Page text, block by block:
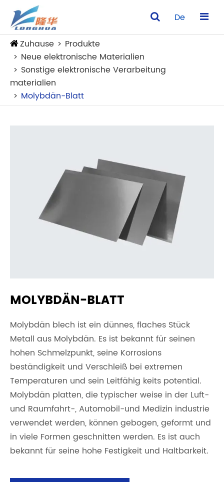
De
Zuhause
Produkte
Neue elektronische Materialien
Sonstige elektronische Verarbeitung
materialien
Molybdän-Blatt
MOLYBDÄN-BLATT
Molybdän blech ist ein dünnes, flaches Stück
Metall aus Molybdän. Es ist bekannt für seinen
hohen Schmelzpunkt, seine Korrosions
beständigkeit und Verschleiß bei extremen
Temperaturen und sein Leitfähig keits potential.
Molybdän platten, die typischer weise in der Luft-
und Raumfahrt-, Automobil-und Medizin industrie
verwendet werden, können gebogen, geformt und
in viele Formen geschnitten werden. Es ist auch
bekannt für seine hohe Festigkeit und Haltbarkeit.